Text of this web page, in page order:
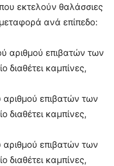
εκτελούν θαλάσσιες
ανά επίπεδο:
αριθμού επιβατών των
διαθέτει καμπίνες,
αριθμού επιβατών των
διαθέτει καμπίνες,
επιβατών των
διαθέτει καμπίνες,